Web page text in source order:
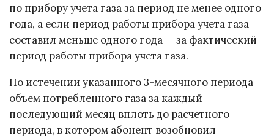
по прибору учета газа за период не менее одного
года, а если период работы прибора учета газа
составил меньше одного года — за фактический
период работы прибора учета газа.
По истечении указанного 3-месячного периода
объем потребленного газа за каждый
последующий месяц вплоть до расчетного
периода, в котором абонент возобновил